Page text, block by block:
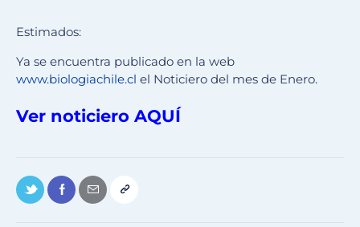
Estimados:
Ya se encuentra publicado en la web
www.biologiachile.cl el Noticiero del mes de Enero.
Ver noticiero AQUÍ